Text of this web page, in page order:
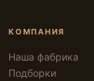
КОМПАНИЯ
Наша фабрика
Подборки